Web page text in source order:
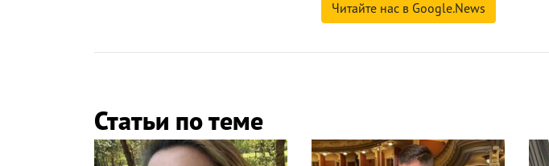
Читайте нас в Google.News
Статьи по теме